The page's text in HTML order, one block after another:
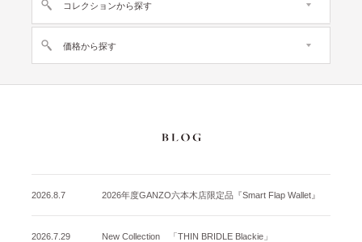
コレクションから探す
価格から探す
2026.8.7 2026年度GANZO六本木店限定品『Smart Flap Wallet』
2026.7.29 New Collection 「THIN BRIDLE Blackie」